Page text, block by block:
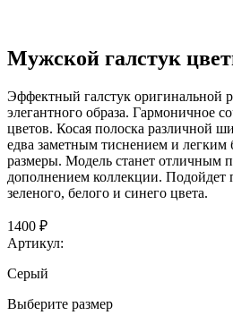
Мужской галстук
Эффектный галстук оригинальной
элегантного образа. Гармоничное
цветов. Косая полоска различной
едва заметным тиснением и легким
размеры. Модель станет отличным
дополнением коллекции. Подойдет
зеленого, белого и синего цвета.
1400 ₽
Артикул:
Серый
Выберите размер